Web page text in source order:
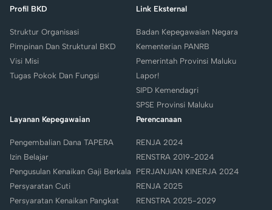
Profil BKD
Struktur Organisasi
Pimpinan Dan Struktural BKD
Visi Misi
Tugas Pokok Dan Fungsi
Link Eksternal
Badan Kepegawaian Negara
Kementerian PANRB
Pemerintah Provinsi Maluku
Lapor!
SIPD Kemendagri
SPSE Provinsi Maluku
Layanan Kepegawaian
Pengembalian Dana TAPERA
Izin Belajar
Pengusulan Kenaikan Gaji Berkala
Persyaratan Cuti
Persyaratan Kenaikan Pangkat
Perencanaan
RENJA 2024
RENSTRA 2019-2024
PERJANJIAN KINERJA 2024
RENJA 2025
RENSTRA 2025-2029